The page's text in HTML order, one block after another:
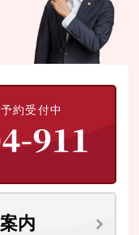
約受付中
内